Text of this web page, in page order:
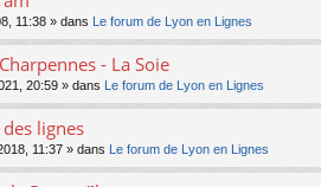
11:38 » dans Le forum de Lyon en Lignes
- La Soie
20:59 » dans Le forum de Lyon en Lignes
lignes
11:37 » dans Le forum de Lyon en Lignes